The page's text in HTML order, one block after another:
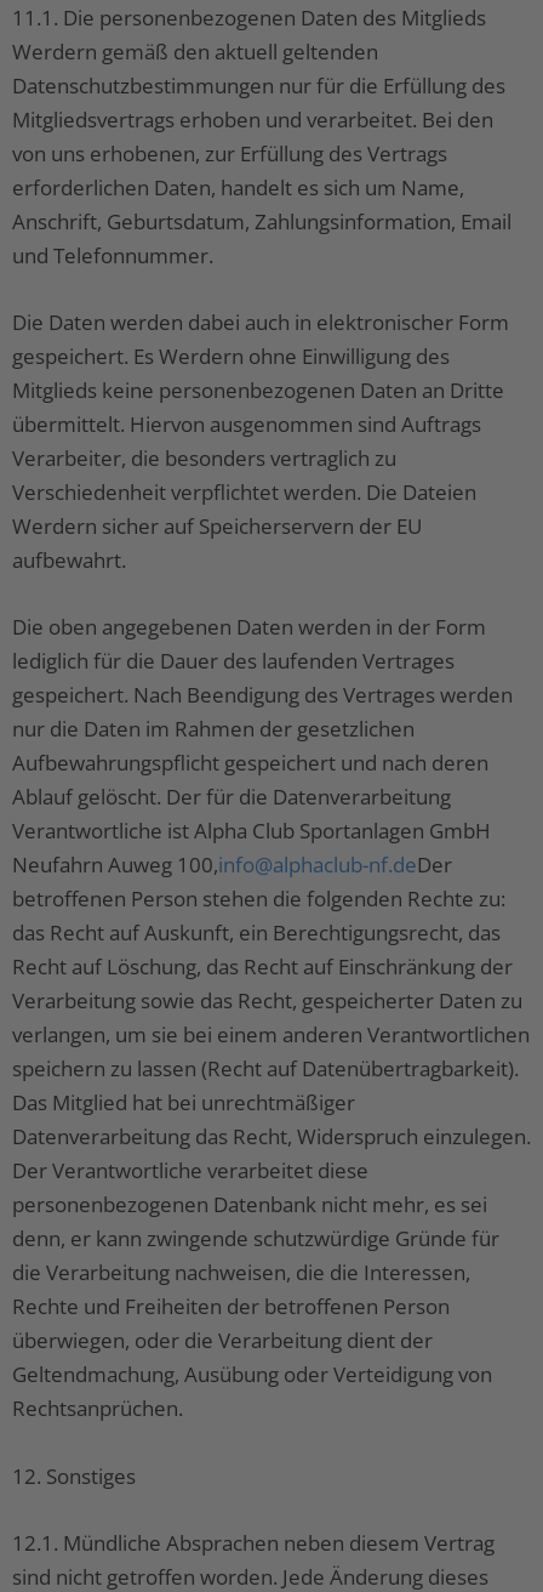
11.1. Die personenbezogenen Daten des Mitglieds
Werdern gemäß den aktuell geltenden
Datenschutzbestimmungen nur für die Erfüllung des
Mitgliedsvertrags erhoben und verarbeitet. Bei den
von uns erhobenen, zur Erfüllung des Vertrags
erforderlichen Daten, handelt es sich um Name,
Anschrift, Geburtsdatum, Zahlungsinformation, Email
und Telefonnummer.
Die Daten werden dabei auch in elektronischer Form
gespeichert. Es Werdern ohne Einwilligung des
Mitglieds keine personenbezogenen Daten an Dritte
übermittelt. Hiervon ausgenommen sind Auftrags
Verarbeiter, die besonders vertraglich zu
Verschiedenheit verpflichtet werden. Die Dateien
Werdern sicher auf Speicherservern der EU
aufbewahrt.
Die oben angegebenen Daten werden in der Form
lediglich für die Dauer des laufenden Vertrages
gespeichert. Nach Beendigung des Vertrages werden
nur die Daten im Rahmen der gesetzlichen
Aufbewahrungspflicht gespeichert und nach deren
Ablauf gelöscht. Der für die Datenverarbeitung
Verantwortliche ist Alpha Club Sportanlagen GmbH
Neufahrn Auweg 100,info@alphaclub-nf.deDer
betroffenen Person stehen die folgenden Rechte zu:
das Recht auf Auskunft, ein Berechtigungsrecht, das
Recht auf Löschung, das Recht auf Einschränkung der
Verarbeitung sowie das Recht, gespeicherter Daten zu
verlangen, um sie bei einem anderen Verantwortlichen
speichern zu lassen (Recht auf Datenübertragbarkeit).
Das Mitglied hat bei unrechtmäßiger
Datenverarbeitung das Recht, Widerspruch einzulegen.
Der Verantwortliche verarbeitet diese
personenbezogenen Datenbank nicht mehr, es sei
denn, er kann zwingende schutzwürdige Gründe für
die Verarbeitung nachweisen, die die Interessen,
Rechte und Freiheiten der betroffenen Person
überwiegen, oder die Verarbeitung dient der
Geltendmachung, Ausübung oder Verteidigung von
Rechtsanprüchen.
12. Sonstiges
12.1. Mündliche Absprachen neben diesem Vertrag
sind nicht getroffen worden. Jede Änderung dieses